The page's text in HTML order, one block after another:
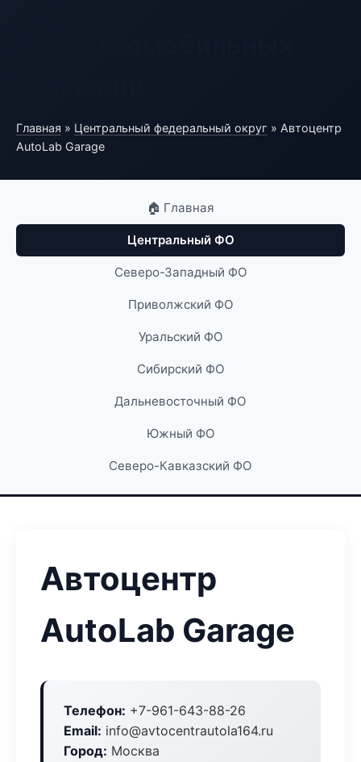
Главная » Центральный федеральный округ » Автоцентр
AutoLab Garage
🏠 Главная
Центральный ФО
Северо-Западный ФО
Приволжский ФО
Уральский ФО
Сибирский ФО
Дальневосточный ФО
Южный ФО
Северо-Кавказский ФО
Автоцентр
AutoLab Garage
Телефон: +7-961-643-88-26
Email: info@avtocentrautola164.ru
Город: Москва